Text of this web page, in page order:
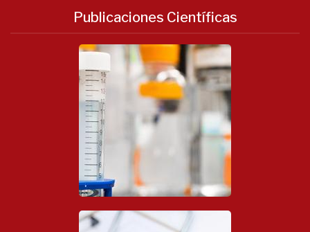
Publicaciones Científicas